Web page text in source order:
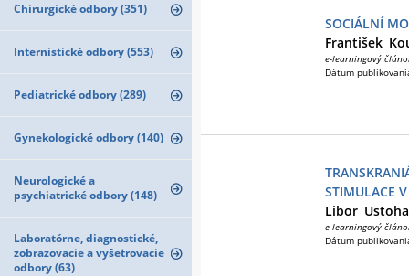
Chirurgické odbory (351)
Internistické odbory (553)
Pediatrické odbory (289)
Gynekologické odbory (140)
Neurologické a
psychiatrické odbory (148)
Laboratórne, diagnostické,
zobrazovacie a vyšetrovacie
odbory (63)
SOCIÁLNÍ
František
e-learningový
Dátum
STIMULACE
Libor
e-learningový
Dátum